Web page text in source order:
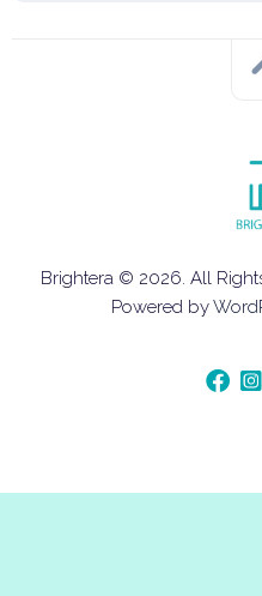
Brightera © 2026. All
Powered by